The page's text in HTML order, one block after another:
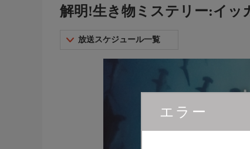
エラー
解明!生き物ミステリー:イッ
放送スケジュール一覧